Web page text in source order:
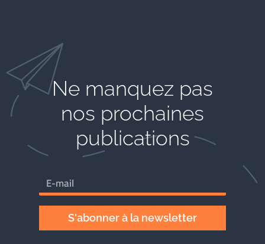
Ne manquez pas
nos prochaines
publications
S'abonner à la newsletter